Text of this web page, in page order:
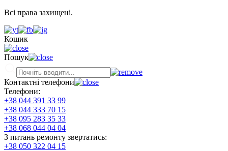
Всі права захищені.
Кошик
Пошук
Контактні телефони
Телефони:
+38 044 391 33 99
+38 044 333 70 15
+38 095 283 35 33
+38 068 044 04 04
З питань ремонту звертатись:
+38 050 322 04 15